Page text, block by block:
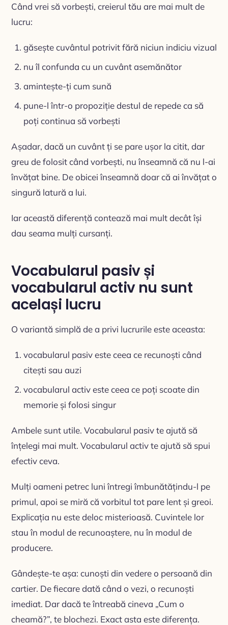
Când vrei să vorbești, creierul tău are mai mult de
lucru:
găsește cuvântul potrivit fără niciun indiciu vizual
nu îl confunda cu un cuvânt asemănător
amintește-ți cum sună
pune-l într-o propoziție destul de repede ca să
poți continua să vorbești
Așadar, dacă un cuvânt ți se pare ușor la citit, dar
greu de folosit când vorbești, nu înseamnă că nu l-ai
învățat bine. De obicei înseamnă doar că ai învățat o
singură latură a lui.
Iar această diferență contează mai mult decât își
dau seama mulți cursanți.
Vocabularul pasiv și
vocabularul activ nu sunt
același lucru
O variantă simplă de a privi lucrurile este aceasta:
vocabularul pasiv este ceea ce recunoști când
citești sau auzi
vocabularul activ este ceea ce poți scoate din
memorie și folosi singur
Ambele sunt utile. Vocabularul pasiv te ajută să
înțelegi mai mult. Vocabularul activ te ajută să spui
efectiv ceva.
Mulți oameni petrec luni întregi îmbunătățindu-l pe
primul, apoi se miră că vorbitul tot pare lent și greoi.
Explicația nu este deloc misterioasă. Cuvintele lor
stau în modul de recunoaștere, nu în modul de
producere.
Gândește-te așa: cunoști din vedere o persoană din
cartier. De fiecare dată când o vezi, o recunoști
imediat. Dar dacă te întreabă cineva „Cum o
cheamă?”, te blochezi. Exact asta este diferența.